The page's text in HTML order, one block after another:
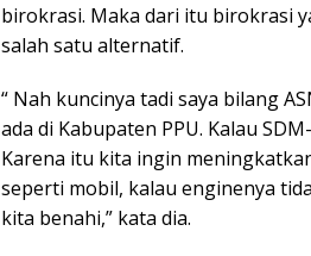
birokrasi. Maka dari itu birokrasi
salah satu alternatif.
“ Nah kuncinya tadi saya bilang
ada di Kabupaten PPU. Kalau
Karena itu kita ingin
seperti mobil, kalau enginenya
kita benahi,” kata dia.